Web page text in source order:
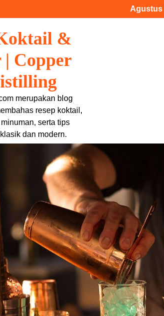
Agustus
&
Copper
merupakan blog
resep koktail,
serta tips
dan modern.